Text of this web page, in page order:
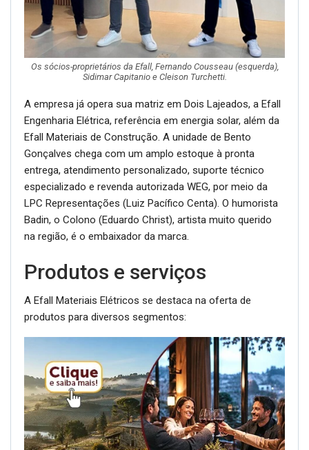
Os sócios-proprietários da Efall, Fernando Cousseau (esquerda),
Sidimar Capitanio e Cleison Turchetti.
A empresa já opera sua matriz em Dois Lajeados, a Efall
Engenharia Elétrica, referência em energia solar, além da
Efall Materiais de Construção. A unidade de Bento
Gonçalves chega com um amplo estoque à pronta
entrega, atendimento personalizado, suporte técnico
especializado e revenda autorizada WEG, por meio da
LPC Representações (Luiz Pacífico Centa). O humorista
Badin, o Colono (Eduardo Christ), artista muito querido
na região, é o embaixador da marca.
Produtos e serviços
A Efall Materiais Elétricos se destaca na oferta de
produtos para diversos segmentos: